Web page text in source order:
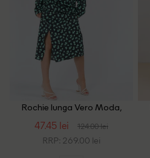
Rochie lunga Vero Moda,
47.45 lei 124.00 lei
RRP: 269.00 lei